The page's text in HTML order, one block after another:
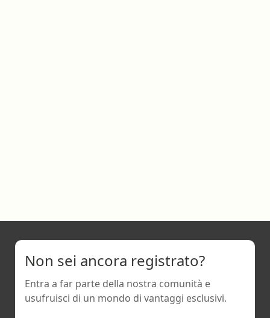
Non sei ancora registrato?
Entra a far parte della nostra comunità e
usufruisci di un mondo di vantaggi esclusivi.